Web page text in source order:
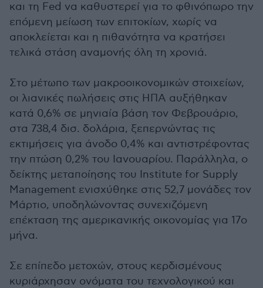
και τη Fed να καθυστερεί για το φθινόπωρο την
επόμενη μείωση των επιτοκίων, χωρίς να
αποκλείεται και η πιθανότητα να κρατήσει
τελικά στάση αναμονής όλη τη χρονιά.
Στο μέτωπο των μακροοικονομικών στοιχείων,
οι λιανικές πωλήσεις στις ΗΠΑ αυξήθηκαν
κατά 0,6% σε μηνιαία βάση τον Φεβρουάριο,
στα 738,4 δισ. δολάρια, ξεπερνώντας τις
εκτιμήσεις για άνοδο 0,4% και αντιστρέφοντας
την πτώση 0,2% του Ιανουαρίου. Παράλληλα, ο
δείκτης μεταποίησης του Institute for Supply
Management ενισχύθηκε στις 52,7 μονάδες τον
Μάρτιο, υποδηλώνοντας συνεχιζόμενη
επέκταση της αμερικανικής οικονομίας για 17ο
μήνα.
Σε επίπεδο μετοχών, στους κερδισμένους
κυριάρχησαν ονόματα του τεχνολογικού και